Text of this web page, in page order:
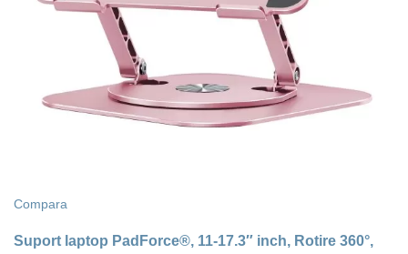
Compara
Suport laptop PadForce®, 11-17.3″ inch, Rotire 360°,